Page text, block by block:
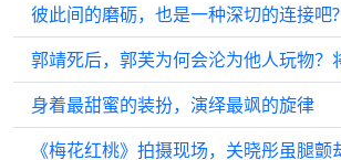
彼此间的磨砺，也是一种深切的连接吧?
身着最甜蜜的装扮，演绎最飒的旋律